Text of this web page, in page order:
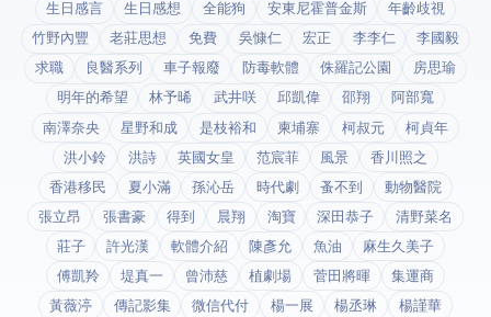
生日感言
生日感想 全能狗 安東尼霍普金斯
年齡歧視
竹野內豐
老莊思想 免費 吳慷仁 宏正 李李仁
李國毅
求職
良醫系列 車子報廢 防毒軟體 侏羅記公園
房思瑜
明年的希望
林予晞 武井咲 邱凱偉 邵翔
阿部寬
南澤奈央
星野和成 是枝裕和 柬埔寨 柯叔元
柯貞年
洪小鈴
洪詩 英國女皇 范宸菲 風景
香川照之
香港移民
夏小滿 孫沁岳 時代劇 蚤不到
動物醫院
張立昂
張書豪 得到app 晨翔 淘寶 深田恭子
清野菜名
莊子
許光漢 軟體介紹 陳彥允 魚油
麻生久美子
傅凱羚
堤真一 曾沛慈 植劇場 菅田將暉
集運商
黃薇渟
傳記影集 微信代付 楊一展 楊丞琳 楊謹華